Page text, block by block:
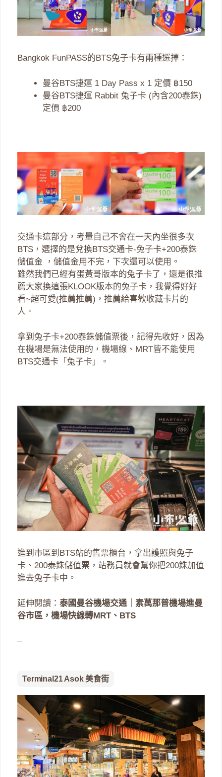
Bangkok FunPASS的BTS兔子卡有兩種選擇：
曼谷BTS捷運 1 Day Pass x 1 定價 ฿150
曼谷BTS捷運 Rabbit 兔子卡 (內含200泰銖)
定價 ฿200
交通卡這部分，考量自己不會在一天內坐很多次
BTS，選擇的是兌換BTS交通卡-兔子卡+200泰銖
儲值金 ，儲值金用不完，下次還可以使用。
雖然我們已經有蛋黃哥版本的兔子卡了，還是很推
薦大家換這張KLOOK版本的兔子卡，我覺得好好
看~超可愛(推薦推薦)，推薦給喜歡收藏卡片的
人。
拿到兔子卡+200泰銖儲值票後，記得先收好，因為
在機場是無法使用的，機場線、MRT皆不能使用
BTS交通卡「兔子卡」。
進到市區到BTS站的售票櫃台，拿出護照與兔子
卡、200泰銖儲值票，站務員就會幫你把200銖加值
進去兔子卡中。
延伸閱讀： 泰國曼谷機場交通｜素萬那普機場進曼
谷市區，機場快線轉MRT、BTS
–
Terminal21 Asok 美食街